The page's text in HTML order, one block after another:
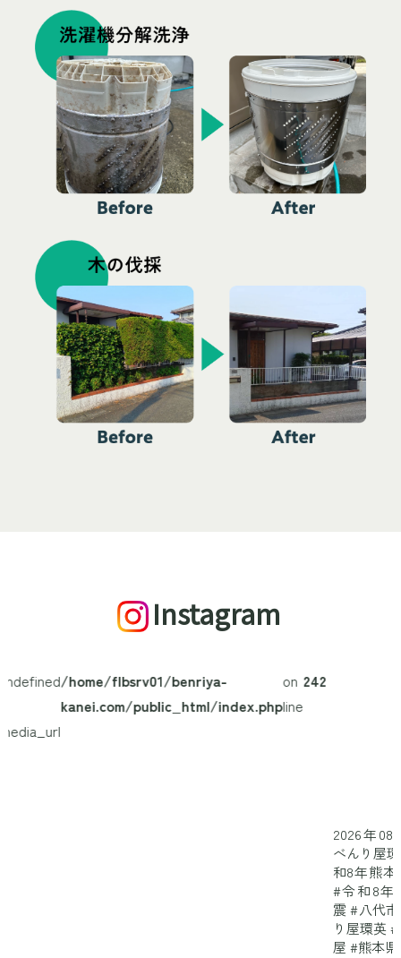
Instagram
/home/flbsrv01/benriya-
kanei.com/public_html/index.php
on
line
242
2026年08
べんり屋
和8年熊
#令和8年
震 #八代
り屋環英
屋 #熊本県